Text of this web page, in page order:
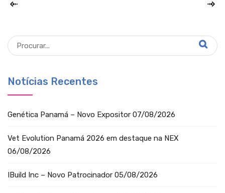
Notícias Recentes
Genética Panamá – Novo Expositor 07/08/2026
Vet Evolution Panamá 2026 em destaque na NEX
06/08/2026
IBuild Inc – Novo Patrocinador 05/08/2026